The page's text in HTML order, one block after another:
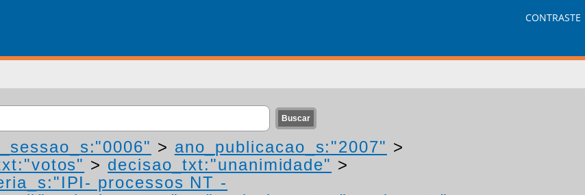
CONTRASTE
> ano_publicacao_s:"2007" >
> decisao_txt:"unanimidade" >
processos NT -